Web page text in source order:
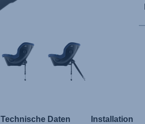
Technische Daten Installation